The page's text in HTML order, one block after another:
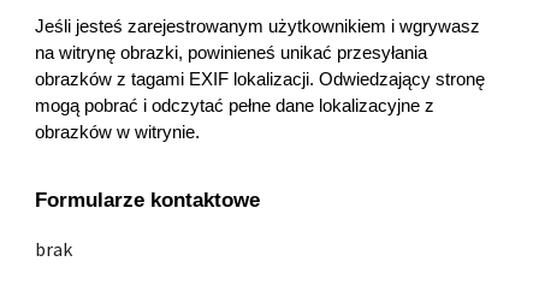
Jeśli jesteś zarejestrowanym użytkownikiem i wgrywasz
na witrynę obrazki, powinieneś unikać przesyłania
obrazków z tagami EXIF lokalizacji. Odwiedzający stronę
mogą pobrać i odczytać pełne dane lokalizacyjne z
obrazków w witrynie.
Formularze kontaktowe
brak